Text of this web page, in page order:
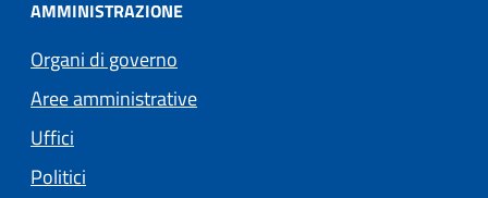
AMMINISTRAZIONE
Organi di governo
Aree amministrative
Uffici
Politici